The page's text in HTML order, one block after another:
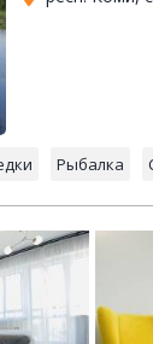
Рыбалка